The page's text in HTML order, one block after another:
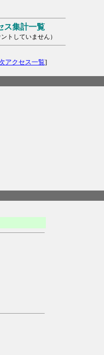
ス集計一覧
トしていません）
アクセス一覧]